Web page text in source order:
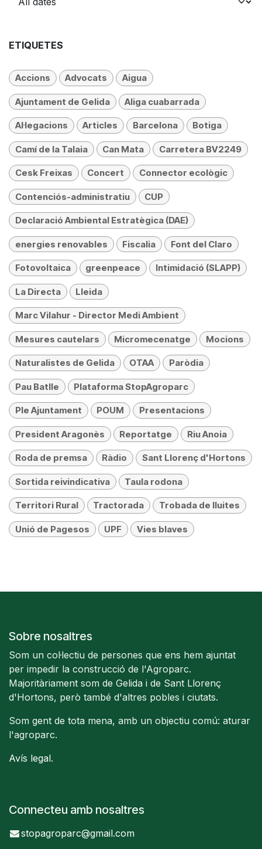
ETIQUETES
Accions Advocats Aigua
Ajuntament de Gelida Aliga cuabarrada
Al·legacions Articles Barcelona Botiga
Camí de la Talaia Can Mata Carretera BV2249
Cesk Freixas Concert Connector ecològic
Contenciós-administratiu CUP
Declaració Ambiental Estratègica (DAE)
energies renovables Fiscalia Font del Claro
Fotovoltaica greenpeace Intimidació (SLAPP)
La Directa Lleida
Marc Vilahur - Director Medi Ambient
Mesures cautelars Micromecenatge Mocions
Naturalistes de Gelida OTAA Paròdia
Pau Batlle Plataforma StopAgroparc
Ple Ajuntament POUM Presentacions
President Aragonès Reportatge Riu Anoia
Roda de premsa Ràdio Sant Llorenç d'Hortons
Sortida reivindicativa Taula rodona
Territori Rural Tractorada Trobada de lluites
Unió de Pagesos UPF Vies blaves
Sobre nosaltres
Som un col·lectiu de persones que ens hem ajuntat
per impedir la construcció de l'Agroparc.
Majoritàriament som de Gelida i de Sant Llorenç
d'Hortons, però també d'altres pobles i ciutats.
Som gent de tota mena, amb un objectiu comú: aturar
l'agroparc.
Avís legal.
Connecteu amb nosaltres
stopagroparc@gmail.com